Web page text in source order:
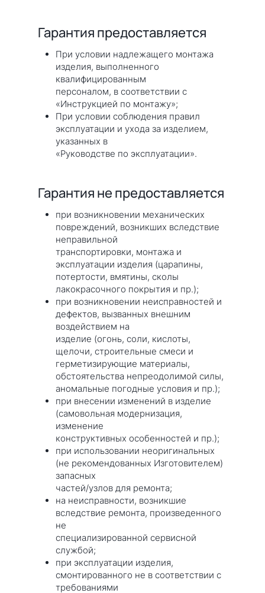
Гарантия предоставляется
При условии надлежащего монтажа
изделия, выполненного
квалифицированным
персоналом, в соответствии с
«Инструкцией по монтажу»;
При условии соблюдения правил
эксплуатации и ухода за изделием,
указанных в
«Руководстве по эксплуатации».
Гарантия не предоставляется
при возникновении механических
повреждений, возникших вследствие
неправильной
транспортировки, монтажа и
эксплуатации изделия (царапины,
потертости, вмятины, сколы
лакокрасочного покрытия и пр.);
при возникновении неисправностей и
дефектов, вызванных внешним
воздействием на
изделие (огонь, соли, кислоты,
щелочи, строительные смеси и
герметизирующие материалы,
обстоятельства непреодолимой силы,
аномальные погодные условия и пр.);
при внесении изменений в изделие
(самовольная модернизация,
изменение
конструктивных особенностей и пр.);
при использовании неоригинальных
(не рекомендованных Изготовителем)
запасных
частей/узлов для ремонта;
на неисправности, возникшие
вследствие ремонта, произведенного
не
специализированной сервисной
службой;
при эксплуатации изделия,
смонтированного не в соответствии с
требованиями